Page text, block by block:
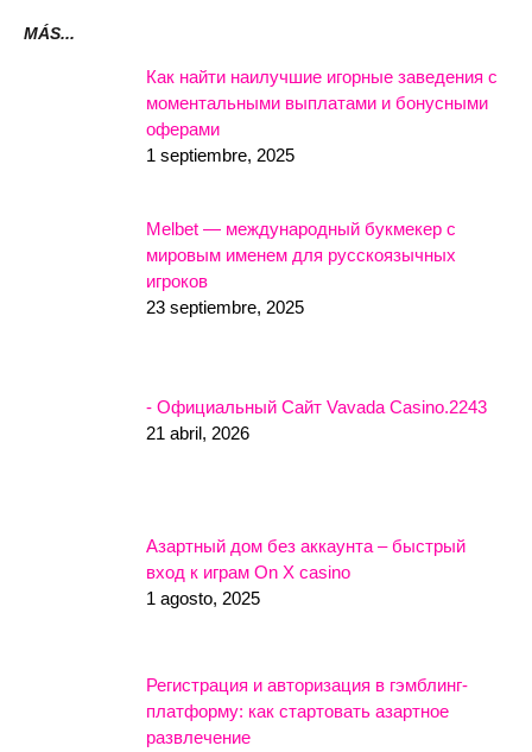
MÁS...
Как найти наилучшие игорные заведения с
моментальными выплатами и бонусными
оферами
1 septiembre, 2025
Melbet — международный букмекер с
мировым именем для русскоязычных
игроков
23 septiembre, 2025
- Официальный Сайт Vavada Casino.2243
21 abril, 2026
Азартный дом без аккаунта – быстрый
вход к играм On X casino
1 agosto, 2025
Регистрация и авторизация в гэмблинг-
платформу: как стартовать азартное
развлечение